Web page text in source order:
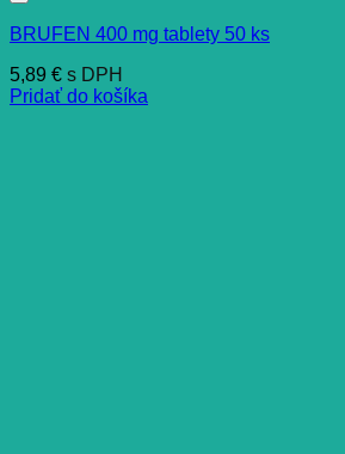
BRUFEN 400 mg tablety 50 ks
5,89 € s DPH
Pridať do košíka